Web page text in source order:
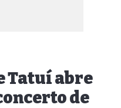
Tatuí abre
de